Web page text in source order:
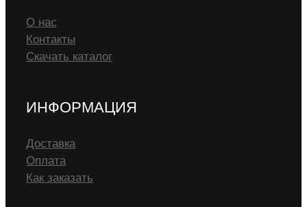
О нас
Контакты
Скачать каталог
ИНФОРМАЦИЯ
Доставка
Оплата
Как заказать